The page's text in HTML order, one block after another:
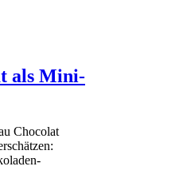
als Mini-